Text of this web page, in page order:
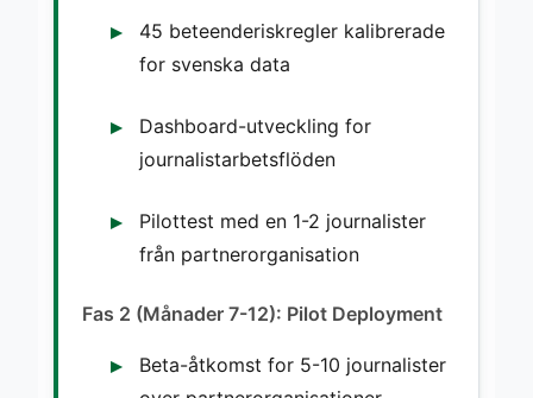
45 beteenderiskregler kalibrerade
for svenska data
Dashboard-utveckling for
journalistarbetsflöden
Pilottest med en 1-2 journalister
från partnerorganisation
Fas 2 (Månader 7-12): Pilot Deployment
Beta-åtkomst for 5-10 journalister